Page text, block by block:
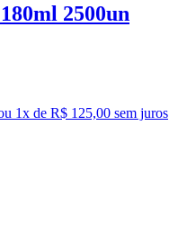
2500un
1x de R$ 125,00 sem juros